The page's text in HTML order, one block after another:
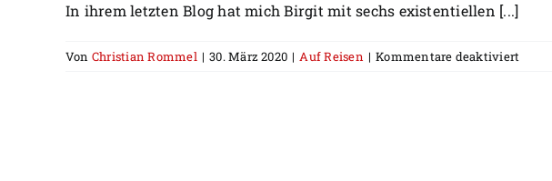
In ihrem letzten Blog hat mich Birgit mit sechs existentiellen [...]
Von Christian Rommel | 30. März 2020 | Auf Reisen | Kommentare deaktiviert